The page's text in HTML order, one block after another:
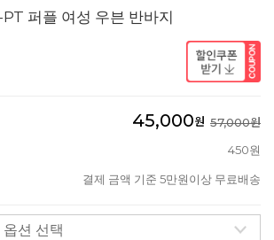
퍼플 여성 우븐 반바지
45,000원 57,000원
450원
결제 금액 기준 5만원이상 무료배송